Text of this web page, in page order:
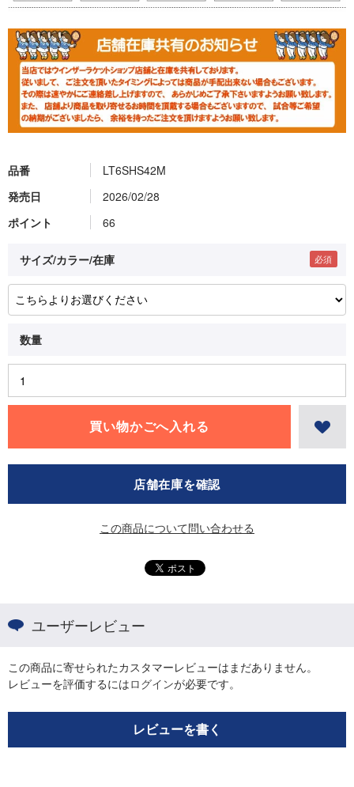
品番
LT6SHS42M
発売日
2026/02/28
ポイント
66
サイズ/カラー/在庫
店舗在庫を確認
この商品について問い合わせる
ユーザーレビュー
この商品に寄せられたカスタマーレビューはまだありません。
レビューを評価するにはログインが必要です。
レビューを書く